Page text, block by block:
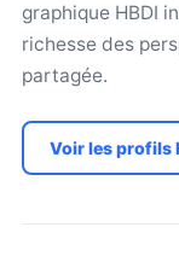
graphique HBDI
richesse des
partagée.
Voir les profils